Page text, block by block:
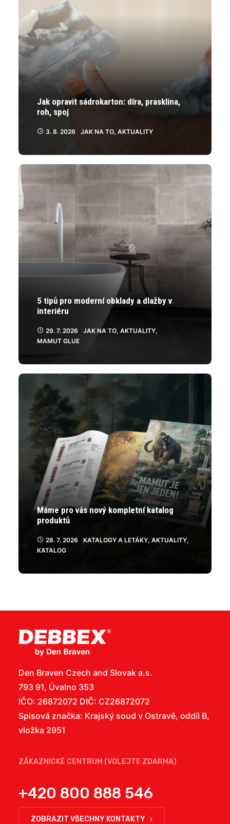
Jak opravit sádrokarton: díra, prasklina,
roh, spoj
3. 8. 2026 JAK NA TO, AKTUALITY
5 tipů pro moderní obklady a dlažby v
interiéru
29. 7. 2026 JAK NA TO, AKTUALITY,
MAMUT GLUE
Máme pro vás nový kompletní katalog
produktů
28. 7. 2026 KATALOGY A LETÁKY, AKTUALITY,
KATALOG
Den Braven Czech and Slovak a.s.
793 91, Úvalno 353
IČO: 26872072 DIČ: CZ26872072
Spisová značka: Krajský soud v Ostravě, oddíl B,
vložka 2951
ZÁKAZNICKÉ CENTRUM (VOLEJTE ZDARMA)
+420 800 888 546
ZOBRAZIT VŠECHNY KONTAKTY